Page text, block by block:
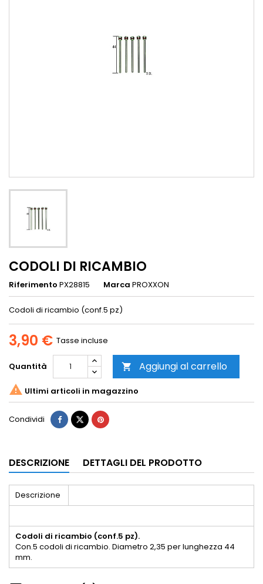
CODOLI DI RICAMBIO
Riferimento PX28815 Marca PROXXON
Codoli di ricambio (conf.5 pz)
3,90 € Tasse incluse
Quantità  Aggiungi al carrello
 Ultimi articoli in magazzino
Condividi
DESCRIZIONE DETTAGLI DEL PRODOTTO
Descrizione
Codoli di ricambio (conf.5 pz).
Con.5 codoli di ricambio. Diametro 2,35 per lunghezza 44
mm.